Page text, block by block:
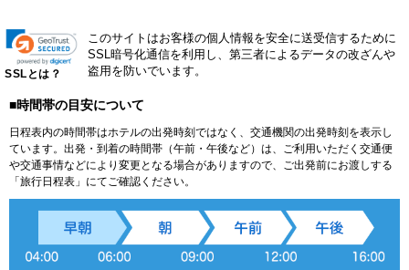
SSLとは？
このサイトはお客様の個人情報を安全に送受信するために
SSL暗号化通信を利用し、第三者によるデータの改ざんや
盗用を防いでいます。
■時間帯の目安について
日程表内の時間帯はホテルの出発時刻ではなく、交通機関の出発時刻を表示し
ています。出発・到着の時間帯（午前・午後など）は、ご利用いただく交通便
や交通事情などにより変更となる場合がありますので、ご出発前にお渡しする
「旅行日程表」にてご確認ください。